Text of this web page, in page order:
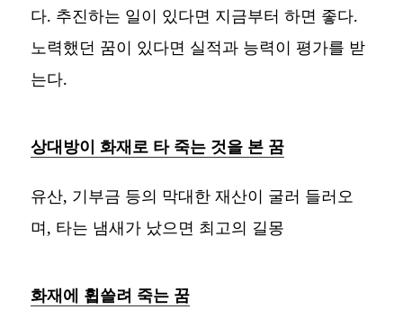
다. 추진하는 일이 있다면 지금부터 하면 좋다.
노력했던 꿈이 있다면 실적과 능력이 평가를 받
는다.
상대방이 화재로 타 죽는 것을 본 꿈
유산, 기부금 등의 막대한 재산이 굴러 들러오
며, 타는 냄새가 났으면 최고의 길몽
화재에 휩쓸려 죽는 꿈